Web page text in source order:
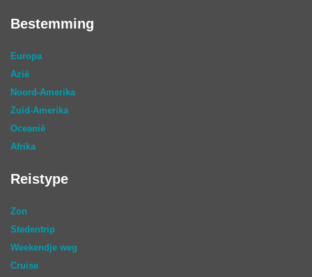
Bestemming
Europa
Azië
Noord-Amerika
Zuid-Amerika
Oceanië
Afrika
Reistype
Zon
Stedentrip
Weekendje weg
Cruise